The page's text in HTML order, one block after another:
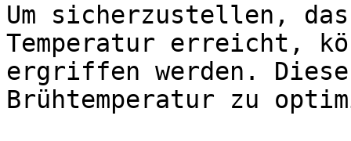
Um sicherzustellen,
Temperatur erreicht,
ergriffen werden.
Brühtemperatur zu